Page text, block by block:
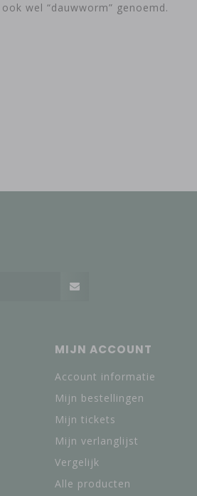
wel “dauwworm” genoemd.
MIJN ACCOUNT
Account informatie
Mijn bestellingen
Mijn tickets
Mijn verlanglijst
Vergelijk
Alle producten